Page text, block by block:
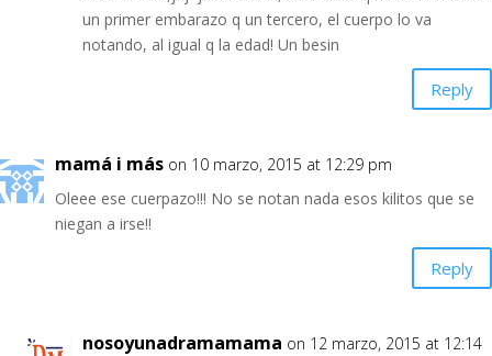
un primer embarazo q un tercero, el cuerpo lo va
notando, al igual q la edad! Un besin
Reply
mamá i más on 10 marzo, 2015 at 12:29 pm
Oleee ese cuerpazo!!! No se notan nada esos kilitos que se
niegan a irse!!
Reply
nosoyunadramamama on 12 marzo, 2015 at 12:14